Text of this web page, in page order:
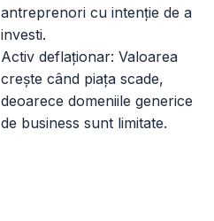
antreprenori cu intenție de a
investi.
Activ deflaționar: Valoarea
crește când piața scade,
deoarece domeniile generice
de business sunt limitate.